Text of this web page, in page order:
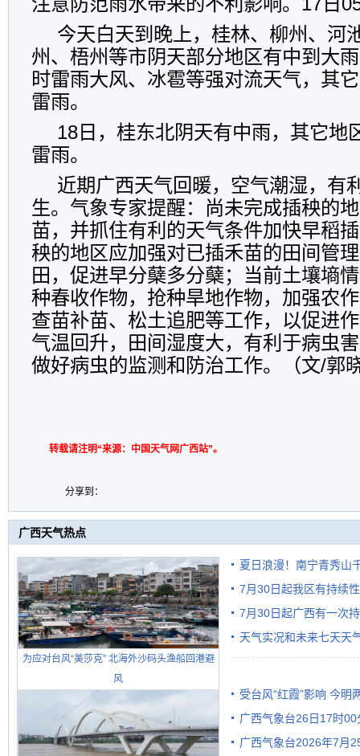
今天白天到晚上，桂林、柳州、河
州、梧州等市阴天部分地区有中到大
时雷雨大风、冰雹等强对流天气，其
雷雨。
18日，桂东北阴天有中雨，其它地
雷雨。
近期广西天气回暖，空气潮湿，有
生。气象专家提醒：尚未完成插秧的
苗，并抓住有利的天气条件加快早稻
秧的地区应加强对已插禾苗的田间管
田，促进早分蘖多分蘖；当前土壤墒
种春收作物，抢种旱地作物，加强农
查苗补苗、松土追肥等工作，以促进
气温回升，田间湿度大，有利于病虫
做好病虫的监测和防治工作。（文/郭
转载请注明“来源：中国天气网广西站”。
分享到：
广西天气热点
为应对台风“美莎克” 北海外沙码头渔船回港避
风
夏日浪漫！南宁青秀山
7月30日起我区有持续
7月30日起广西有一次
天气实况和未来七天天
受台风“红霞”影响 今明
有较强降雨
广西气象台26日17时
广西气象台2026年7月